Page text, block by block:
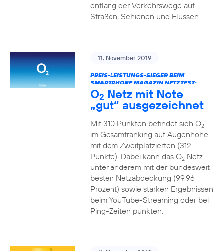
entlang der Verkehrswege auf
Straßen, Schienen und Flüssen.
11. November 2019
PREIS-LEISTUNGS-SIEGER BEIM
SMARTPHONE MAGAZIN NETZTEST:
O2 Netz mit Note
„gut“ ausgezeichnet
Mit 310 Punkten befindet sich O2
im Gesamtranking auf Augenhöhe
mit dem Zweitplatzierten (312
Punkte). Dabei kann das O2Netz
unter anderem mit der bundesweit
besten Netzabdeckung (99,96
Prozent) sowie starken Ergebnissen
beim YouTube-Streaming oder bei
Ping-Zeiten punkten.